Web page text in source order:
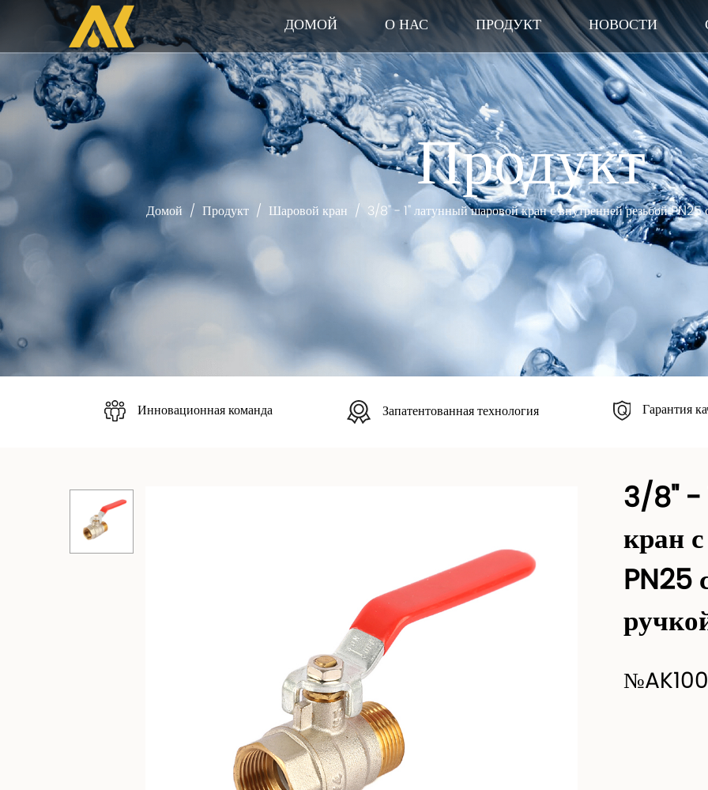
ДОМОЙ О НАС ПРОДУКТ НОВОСТИ
Продукт
Домой / Продукт / Шаровой кран / 3/8" - 1" латунный шаровой кран с внутренней резьбой PN25
Инновационная команда Запатентованная технология Гарантия
3/8" -
кран
PN25